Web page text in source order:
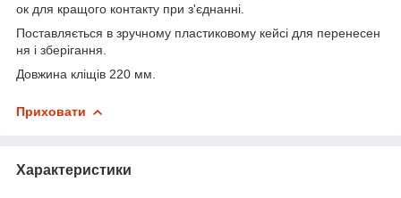
ок для кращого контакту при з'єднанні.
Поставляється в зручному пластиковому кейсі для перенесен
ня і зберігання.
Довжина кліщів 220 мм.
Приховати
Характеристики